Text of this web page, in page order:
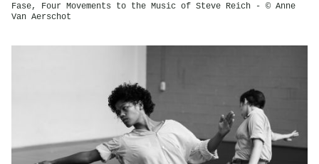
Fase, Four Movements to the Music of Steve Reich - © Anne
Van Aerschot